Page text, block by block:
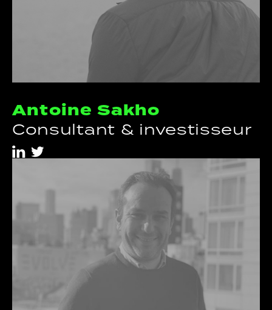
Antoine Sakho
Consultant & investisseur
i t